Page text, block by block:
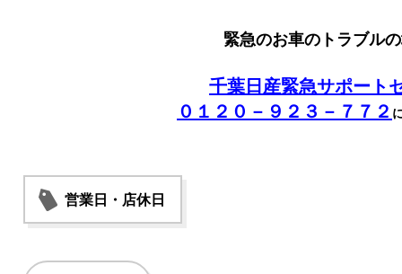
緊急のお車のトラブル
千葉日産緊急サポート
０１２０－９２３－７７２
営業日・店休日